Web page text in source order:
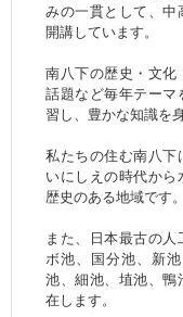
みの一貫として、中
開講しています。
南八下の歴史・文化
話題など毎年テーマ
習し、豊かな知識を
私たちの住む南八下
いにしえの時代から
歴史のある地域です。
また、日本最古の
ボ池、国分池、新
池、細池、埴池、鴨
在します。